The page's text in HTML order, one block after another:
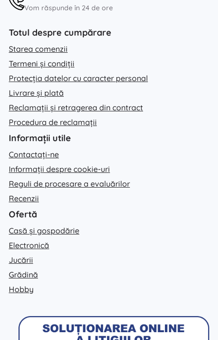
Vom răspunde în 24 de ore
Totul despre cumpărare
Starea comenzii
Termeni și condiții
Protecția datelor cu caracter personal
Livrare și plată
Reclamații și retragerea din contract
Procedura de reclamații
Informații utile
Contactați-ne
Informații despre cookie-uri
Reguli de procesare a evaluărilor
Recenzii
Ofertă
Casă și gospodărie
Electronică
Jucării
Grădină
Hobby